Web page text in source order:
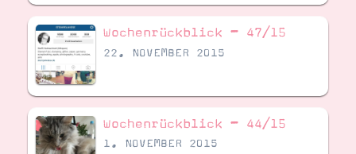
Angebote
Demonstrator werden
Blog
Gutscheine
Produkte erklärt
Über mich
Über Stampin’ Up!
Wochenrückblick – 47/15
22. NOVEMBER 2015
Wochenrückblick – 44/15
1. NOVEMBER 2015